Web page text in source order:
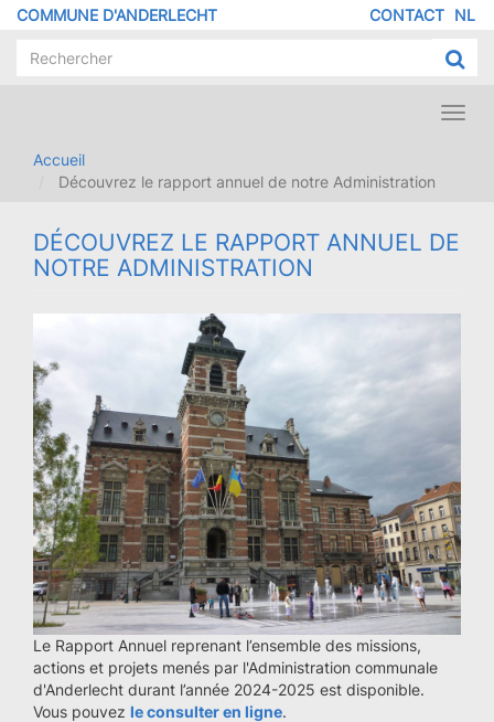
Aller
contenu
COMMUNE D'ANDERLECHT NL
DE
CONTACT
Accueil
Découvrez le rapport annuel de notre Administration
DÉCOUVREZ LE RAPPORT ANNUEL DE
NOTRE ADMINISTRATION
Le Rapport Annuel reprenant l’ensemble des missions,
actions et projets menés par l'Administration communale
d'Anderlecht durant l’année 2024-2025 est disponible.
Vous pouvez le consulter en ligne.